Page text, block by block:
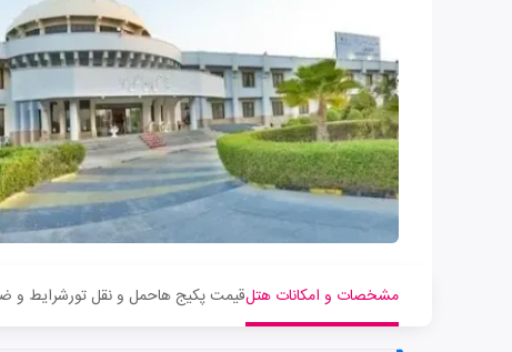
مشخصات و امکانات هتلقیمت پکیج هاحمل و نقل تورشرایط و